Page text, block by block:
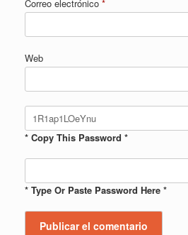
Correo electrónico *
Web
* Copy This Password *
* Type Or Paste Password Here *